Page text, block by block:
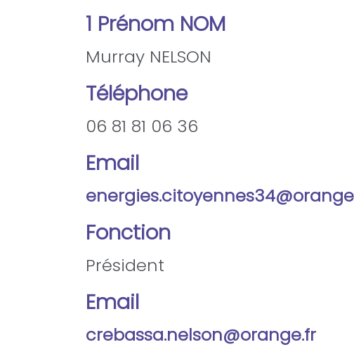
1 Prénom NOM
Murray NELSON
Téléphone
06 81 81 06 36
Email
Fonction
Président
Email
crebassa.nelson@orange.fr